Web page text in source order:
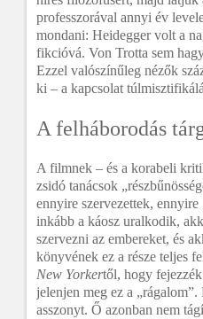
professzorával annyi év
mondani: Heidegger volt a
fikcióvá. Von Trotta sem
Ezzel valószínűleg nézők
ki – a kapcsolat
A felháborodás
A filmnek – és a korabeli
zsidó tanácsok
ennyire szervezettek,
inkább a káosz uralkodik,
szervezni az embereket, és
könyvének ez a része teljes
New Yorkertől, hogy
jelenjen meg ez a
asszonyt. Ő azonban nem